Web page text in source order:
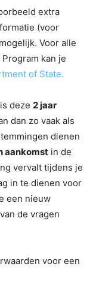
extra
(voor
Voor alle
kan je
of State.
deze 2 jaar
dan zo vaak als
dienen
aankomst in de
vervalt tijdens je
in te dienen voor
een nieuw
de vragen
voor een